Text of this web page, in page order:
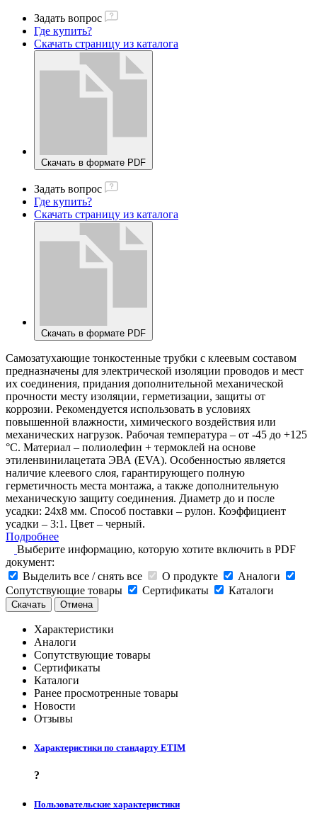
Задать вопрос
Где купить?
Скачать страницу из каталога
Скачать в формате PDF
Задать вопрос
Где купить?
Скачать страницу из каталога
Скачать в формате PDF
Самозатухающие тонкостенные трубки с клеевым составом
предназначены для электрической изоляции проводов и мест
их соединения, придания дополнительной механической
прочности месту изоляции, герметизации, защиты от
коррозии. Рекомендуется использовать в условиях
повышенной влажности, химического воздействия или
механических нагрузок. Рабочая температура – от -45 до +125
°С. Материал – полиолефин + термоклей на основе
этиленвинилацетата ЭВА (EVA). Особенностью является
наличие клеевого слоя, гарантирующего полную
герметичность места монтажа, а также дополнительную
механическую защиту соединения. Диаметр до и после
усадки: 24х8 мм. Способ поставки – рулон. Коэффициент
усадки – 3:1. Цвет – черный.
Подробнее
Выберите информацию, которую хотите включить в PDF
документ:
Выделить все / снять все
О продукте
Аналоги
Сопутствующие товары
Сертификаты Каталоги
Скачать Отмена
Характеристики
Аналоги
Сопутствующие товары
Сертификаты
Каталоги
Ранее просмотренные товары
Новости
Отзывы
Характеристики по стандарту ETIM
?
Пользовательские характеристики